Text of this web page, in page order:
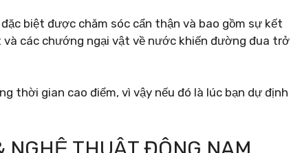
biệt được chăm sóc cẩn thận và bao gồm sự kết
các chướng ngại vật về nước khiến đường đua trở
thời gian cao điểm, vì vậy nếu đó là lúc bạn dự định